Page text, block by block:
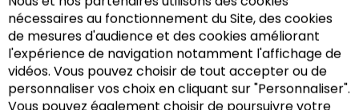
Les niveaux de loyers dans
l’Eurométropole de
Strasbourg
Tableau de bord de l’observatoire
territorial du logement des
étudiants (OTLE)
nécessaires au fonctionnement du Site, des cookies
de mesures d'audience et des cookies améliorant
l'expérience de navigation notamment l'affichage de
vidéos. Vous pouvez choisir de tout accepter ou de
personnaliser vos choix en cliquant sur "Personnaliser".
Vous pouvez également choisir de poursuivre votre